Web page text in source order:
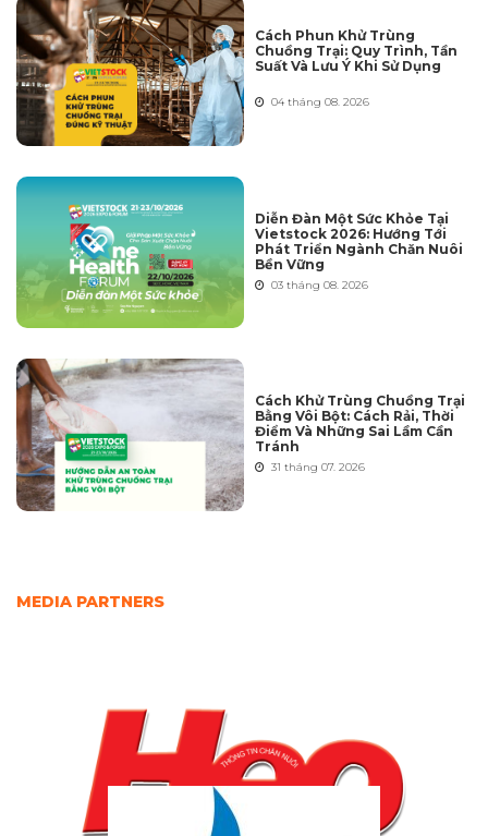
Cách Phun Khử Trùng
Chuồng Trại: Quy Trình, Tần
Suất Và Lưu Ý Khi Sử Dụng
04 tháng 08. 2026
Diễn Đàn Một Sức Khỏe Tại
Vietstock 2026: Hướng Tới
Phát Triển Ngành Chăn Nuôi
Bền Vững
03 tháng 08. 2026
Cách Khử Trùng Chuồng Trại
Bằng Vôi Bột: Cách Rải, Thời
Điểm Và Những Sai Lầm Cần
Tránh
31 tháng 07. 2026
MEDIA PARTNERS